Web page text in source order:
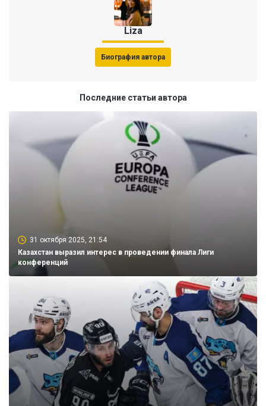
Liza
Биография автора
Последние статьи автора
31 октября 2025, 21:54
Казахстан выразил интерес в проведении финала Лиги
конференций